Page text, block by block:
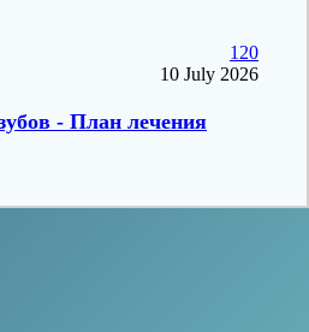
120
10 July 2026
- План лечения